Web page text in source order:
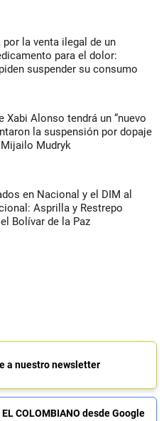
por la venta ilegal de un
para el dolor:
suspender su consumo
Xabi Alonso tendrá un “nuevo
la suspensión por dopaje
Mudryk
en Nacional y el DIM al
Asprilla y Restrepo
Bolívar de la Paz
a nuestro newsletter
COLOMBIANO desde Google